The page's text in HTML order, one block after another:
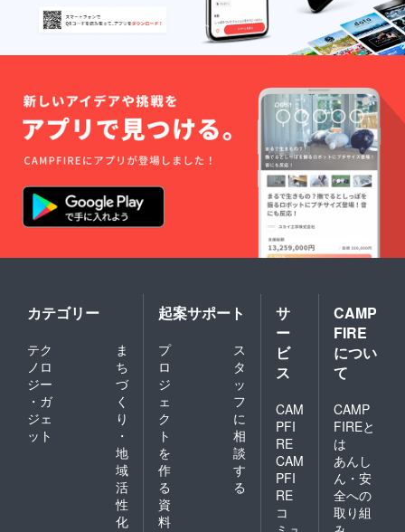
カテゴリー
テク
ノロ
ジー
・ガ
ジェ
ット
ま
ち
づ
く
り
・
地
域
活
性
化
起案サポート
プ
ロ
ジ
ェ
ク
ト
を
作
る
ス
タ
ッ
フ
に
相
談
す
る
資
料
サ
ー
ビ
ス
CAM
PFI
RE
CAM
PFI
RE
コ
CAMP
FIRE
につい
て
CAMP
FIREと
は
あんし
ん・安
全への
取り組